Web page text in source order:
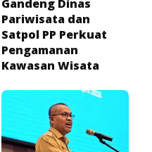
Gandeng Dinas
Pariwisata dan
Satpol PP Perkuat
Pengamanan
Kawasan Wisata